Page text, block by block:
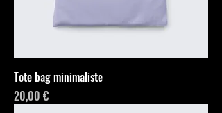
Tote bag minimaliste
Prix
20,00 €